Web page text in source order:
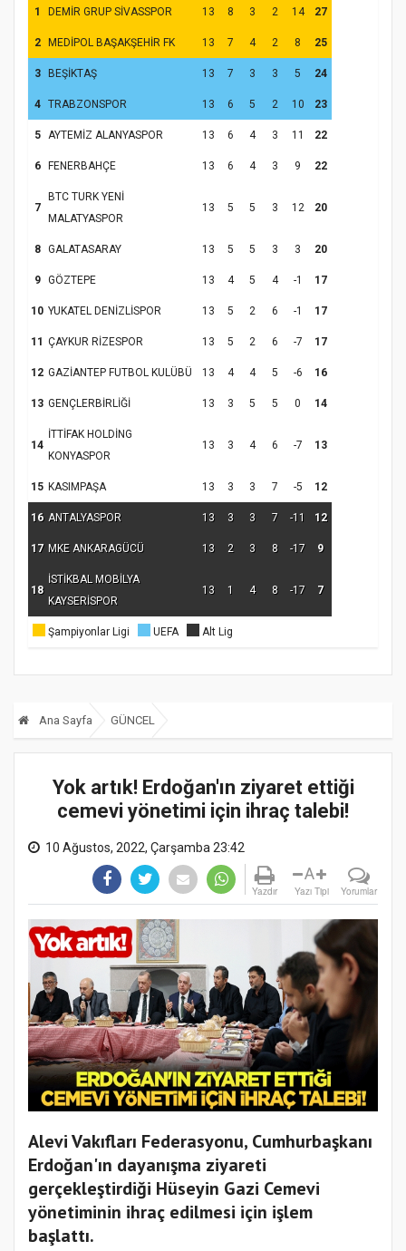
1 DEMİR GRUP SİVASSPOR 13 8 3 2 14 27
2 MEDİPOL BAŞAKŞEHİR FK 13 7 4 2 8 25
3 BEŞİKTAŞ 13 7 3 3 5 24
4 TRABZONSPOR 13 6 5 2 10 23
5 AYTEMİZ ALANYASPOR 13 6 4 3 11 22
6 FENERBAHÇE 13 6 4 3 9 22
7
BTC TURK YENİ
MALATYASPOR
13 5 5 3 12 20
8 GALATASARAY 13 5 5 3 3 20
9 GÖZTEPE 13 4 5 4 -1 17
10 YUKATEL DENİZLİSPOR 13 5 2 6 -1 17
11 ÇAYKUR RİZESPOR 13 5 2 6 -7 17
12 GAZİANTEP FUTBOL KULÜBÜ 13 4 4 5 -6 16
13 GENÇLERBİRLİĞİ 13 3 5 5 0 14
14
İTTİFAK HOLDİNG
KONYASPOR
13 3 4 6 -7 13
15 KASIMPAŞA 13 3 3 7 -5 12
16 ANTALYASPOR 13 3 3 7 -11 12
17 MKE ANKARAGÜCÜ 13 2 3 8 -17 9
18
İSTİKBAL MOBİLYA
KAYSERİSPOR
13 1 4 8 -17 7
Şampiyonlar Ligi UEFA Alt Lig
Ana Sayfa GÜNCEL
Yok artık! Erdoğan'ın ziyaret ettiği
cemevi yönetimi için ihraç talebi!
10 Ağustos, 2022, Çarşamba 23:42
Yazdır
A
Yazı Tipi Yorumlar
Alevi Vakıfları Federasyonu, Cumhurbaşkanı
Erdoğan'ın dayanışma ziyareti
gerçekleştirdiği Hüseyin Gazi Cemevi
yönetiminin ihraç edilmesi için işlem
başlattı.